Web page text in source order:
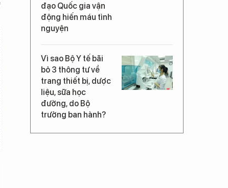
đạo Quốc gia vận
động hiến máu tình
nguyện
Vì sao Bộ Y tế bãi
bỏ 3 thông tư về
trang thiết bị, dược
liệu, sữa học
đường, do Bộ
trưởng ban hành?